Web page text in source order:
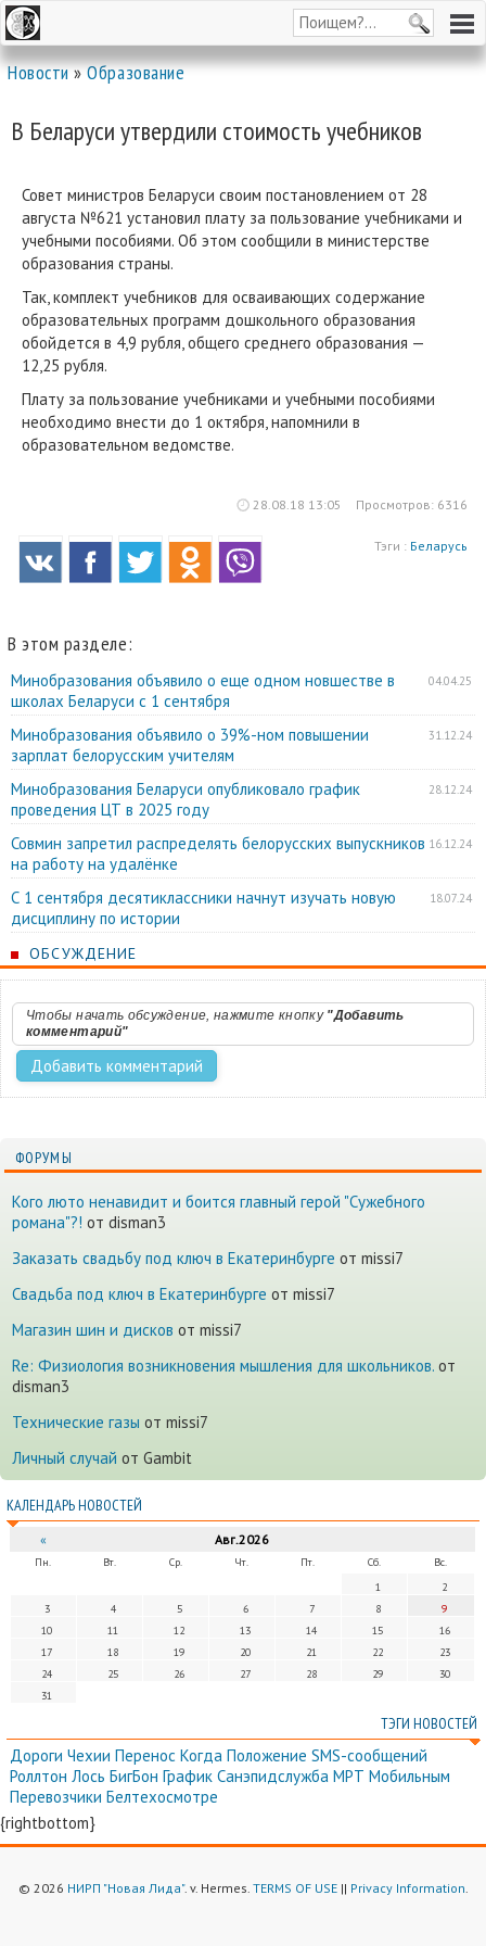
Новости»Образование
В Беларуси утвердили стоимость учебников
Совет министров Беларуси своим постановлением от 28
августа №621 установил плату за пользование учебниками и
учебными пособиями. Об этом сообщили в министерстве
образования страны.
Так, комплект учебников для осваивающих содержание
образовательных программ дошкольного образования
обойдется в 4,9 рубля, общего среднего образования —
12,25 рубля.
Плату за пользование учебниками и учебными пособиями
необходимо внести до 1 октября, напомнили в
образовательном ведомстве.
28.08.18 13:05 Просмотров: 6316
Тэги : Беларусь
В этом разделе:
04.04.25
Минобразования объявило о еще одном новшестве в
школах Беларуси с 1 сентября
31.12.24
Минобразования объявило о 39%-ном повышении
зарплат белорусским учителям
28.12.24
Минобразования Беларуси опубликовало график
проведения ЦТ в 2025 году
16.12.24
Совмин запретил распределять белорусских выпускников
на работу на удалёнке
18.07.24
С 1 сентября десятиклассники начнут изучать новую
дисциплину по истории
ОБСУЖДЕНИЕ
Чтобы начать обсуждение, нажмите кнопку "Добавить
комментарий"
ФОРУМЫ
Кого люто ненавидит и боится главный герой "Сужебного
романа"?! от disman3
Заказать свадьбу под ключ в Екатеринбурге от missi7
Cвадьба под ключ в Екатеринбурге от missi7
Магазин шин и дисков от missi7
Re: Физиология возникновения мышления для школьников. от
disman3
Технические газы от missi7
Личный случай от Gambit
КАЛЕНДАРЬ НОВОСТЕЙ
« Авг.2026
Пн. Вт. Ср. Чт. Пт. Сб.
Вс.
1
2
3
4 5 6 7 8
9
10
11 12 13 14 15
16
17
18 19 20 21 22
23
24
25 26 27 28 29
30
31
ТЭГИ НОВОСТЕЙ
Дороги Чехии Перенос Когда Положение SMS-сообщений
Роллтон Лось БигБон График Санэпидслужба МРТ Мобильным
Перевозчики Белтехосмотре
{rightbottom}
© 2026 НИРП "Новая Лида". v. Hermes. TERMS OF USE|| Privacy Information.